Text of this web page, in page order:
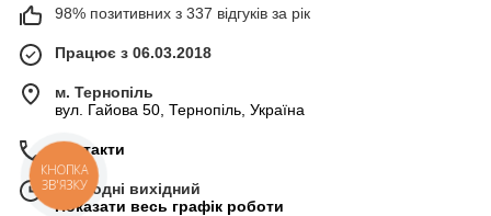
98% позитивних з 337 відгуків за рік
Працює з 06.03.2018
м. Тернопіль
вул. Гайова 50, Тернопіль, Україна
Контакти
Сьогодні вихідний
Показати весь графік роботи
КНОПКА
ЗВ'ЯЗКУ